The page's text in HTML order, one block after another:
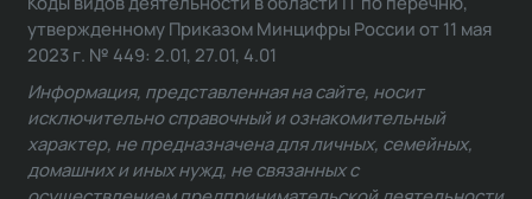
утвержденному Приказом Минцифры России от 11 мая
2023 г. № 449: 2.01, 27.01, 4.01
Информация, представленная на сайте, носит
исключительно справочный и ознакомительный
характер, не предназначена для личных, семейных,
домашних и иных нужд, не связанных с